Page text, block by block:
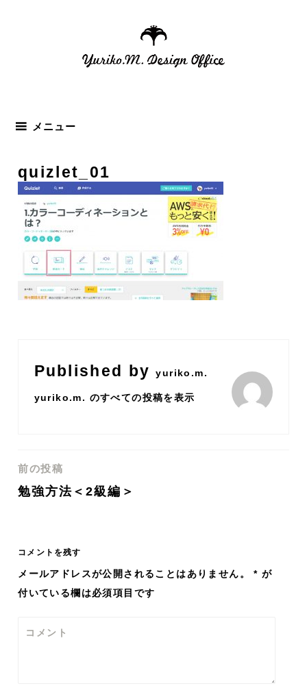
ス
メニュー
quizlet_01
Published byyuriko.m.
yuriko.m. のすべての投稿を表示
投
ビ
ゲ
ー
前の投稿
勉強方法＜2級編＞
コメントを残す
メールアドレスが公開されることはありません。 * が
付いている欄は必須項目です
コメント